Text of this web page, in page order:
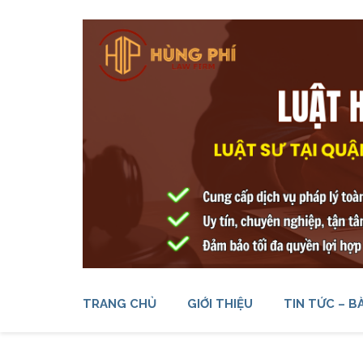
TRANG CHỦ GIỚI THIỆU TIN TỨC –